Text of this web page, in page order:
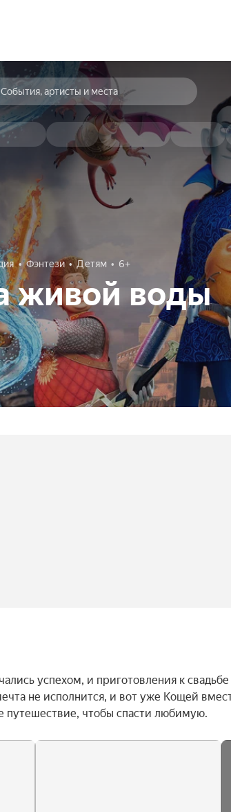
События, артисты и места
Фэнтези Детям 6+
живой воды
успехом, и приготовления к свадьбе
не исполнится, и вот уже Кощей
чтобы спасти любимую.